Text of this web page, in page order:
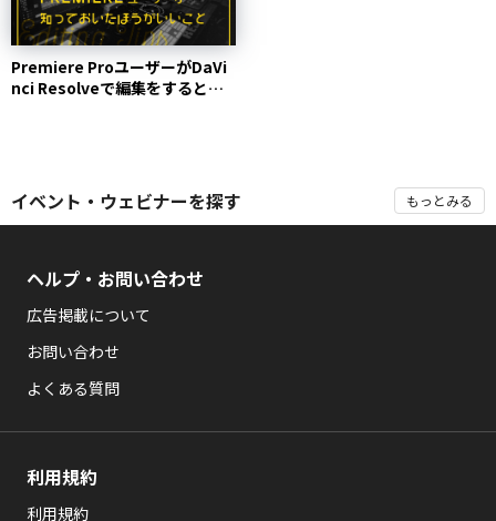
Premiere ProユーザーがDaVi
nci Resolveで編集をすると
イベント・ウェビナーを探す もっとみる
ヘルプ・お問い合わせ
広告掲載について
お問い合わせ
よくある質問
利用規約
利用規約